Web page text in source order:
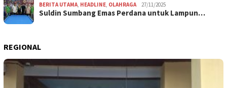
BERITA UTAMA, HEADLINE, OLAHRAGA 27/11/2025
Suldin Sumbang Emas Perdana untuk Lampun…
REGIONAL